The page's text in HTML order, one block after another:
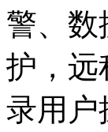
警、数
护，远
录用户